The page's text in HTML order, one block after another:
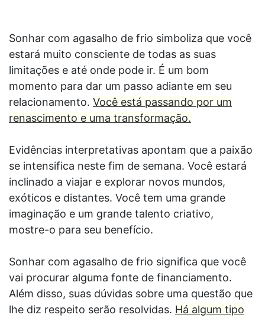
Sonhar com agasalho de frio simboliza que você
estará muito consciente de todas as suas
limitações e até onde pode ir. É um bom
momento para dar um passo adiante em seu
relacionamento. Você está passando por um
renascimento e uma transformação.
Evidências interpretativas apontam que a paixão
se intensifica neste fim de semana. Você estará
inclinado a viajar e explorar novos mundos,
exóticos e distantes. Você tem uma grande
imaginação e um grande talento criativo,
mostre-o para seu benefício.
Sonhar com agasalho de frio significa que você
vai procurar alguma fonte de financiamento.
Além disso, suas dúvidas sobre uma questão que
lhe diz respeito serão resolvidas. Há algum tipo